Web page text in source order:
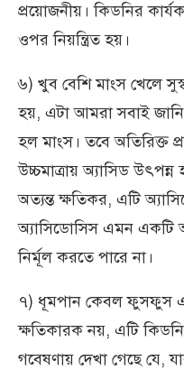
প্রয়োজনীয়। কিডনির
ওপর নিয়ন্ত্রিত হয়।
৬) খুব বেশি মাংস খেলে
হয়, এটা আমরা সবাই
হল মাংস। তবে অতিরিক্ত
উচ্চমাত্রায় অ্যাসিড উৎপন্ন
অত্যন্ত ক্ষতিকর, এটি
অ্যাসিডোসিস এমন একটি
নির্মূল করতে পারে না।
৭) ধূমপান কেবল ফুসফুস এবং
ক্ষতিকারক নয়, এটি
গবেষণায় দেখা গেছে যে,